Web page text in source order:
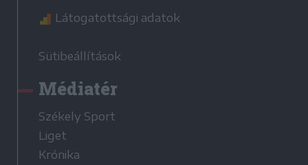
Látogatottsági adatok
Sütibeállítások
Médiatér
Székely Sport
Liget
Krónika